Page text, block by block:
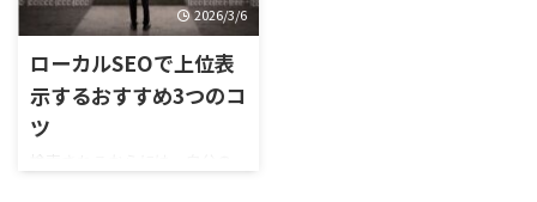
することができます。 お店で
行っている対策を設定し、お客
様に伝わるようにしましょう。
2026/3/6
ローカルSEOで上位表
示するおすすめ3つのコ
ツ